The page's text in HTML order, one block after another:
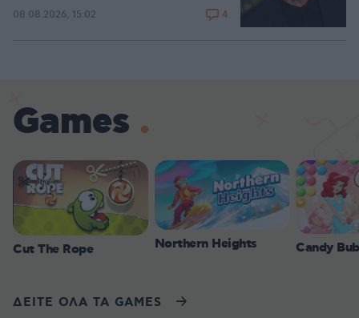
08.08.2026, 15:02 4
Games
Cut The Rope Northern Heights Candy
ΔΕΙΤΕ ΟΛΑ ΤΑ GAMES